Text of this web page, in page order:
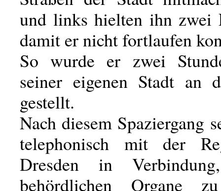
und links hielten ihn zwei
damit er nicht fortlaufen
So wurde er zwei
seiner eigenen Stadt an
gestellt.
Nach diesem Spaziergang
telephonisch mit der
Dresden in
behördlichen Organe